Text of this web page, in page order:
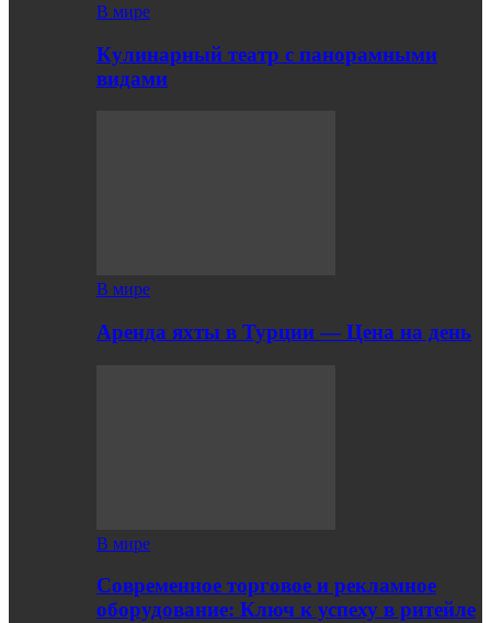
В мире
Кулинарный театр с панорамными
видами
В мире
Аренда яхты в Турции — Цена на день
В мире
Современное торговое и рекламное
оборудование: Ключ к успеху в ритейле